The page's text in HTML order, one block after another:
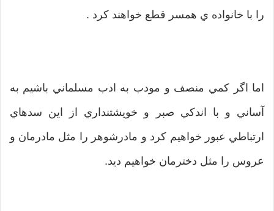
را با خانواده ي همسر قطع خواهند کرد .
اما اگر کمي منصف و مودب به ادب مسلماني باشيم به
آساني و با اندکي صبر و خويشتنداري از اين سدهاي
ارتباطي عبور خواهيم کرد و مادرشوهر را مثل مادرمان و
عروس را مثل دخترمان خواهيم ديد.